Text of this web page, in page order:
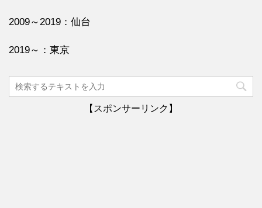
2009～2019：仙台
2019～：東京
【スポンサーリンク】